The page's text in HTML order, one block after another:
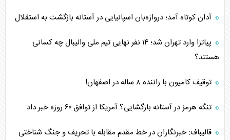
آدان کوتاه آمد؛ دروازه‌بان اسپانیایی در آستانه بازگشت به استقلال
پیاتزا وارد تهران شد؛ ۱۴ نفر نهایی تیم ملی والیبال چه کسانی
هستند؟
توقیف کامیون با راننده ۸ ساله در اصفهان!
تنگه هرمز در آستانه بازگشایی؟ آمریکا از توافق ۶۰ روزه خبر داد
قالیباف: خبرنگاران در خط مقدم مقابله با تحریف و جنگ شناختی